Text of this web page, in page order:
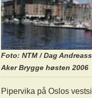
Foto: NTM / Dag
Aker Brygge høsten 2006
Pipervika på Oslos